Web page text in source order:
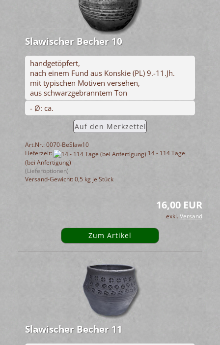
Slawischer Becher 10
handgetöpfert,
nach einem Fund aus Konskie (PL) 9.-11.Jh.
mit typischen Motiven versehen,
aus schwarzgebranntem Ton
- Ø: ca.
Auf den Merkzettel
Art.Nr.: 0070-BeSlaw10
Lieferzeit:
14 - 114 Tage
(bei Anfertigung)
(Lieferoptionen)
Versand-Gewicht:0,5 kg je Stück
16,00 EUR
exkl.Versand
Zum Artikel
Slawischer Becher 11